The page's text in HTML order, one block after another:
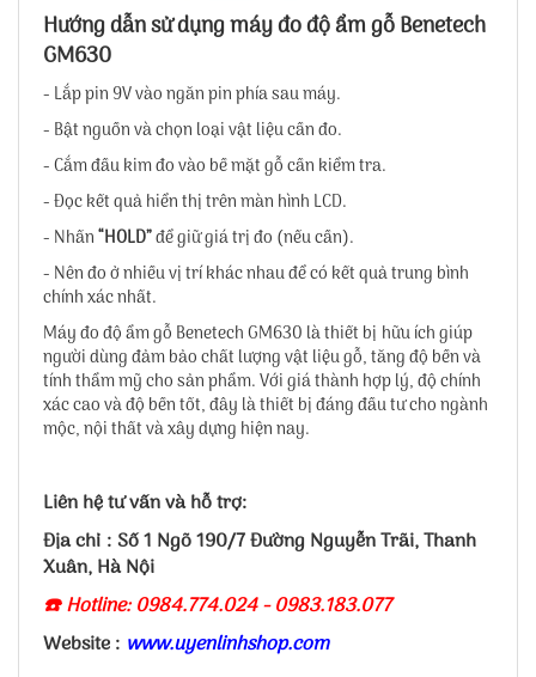
Hướng dẫn sử dụng máy đo độ ẩm gỗ Benetech
GM630
- Lắp pin 9V vào ngăn pin phía sau máy.
- Bật nguồn và chọn loại vật liệu cần đo.
- Cắm đầu kim đo vào bề mặt gỗ cần kiểm tra.
- Đọc kết quả hiển thị trên màn hình LCD.
- Nhấn“HOLD”để giữ giá trị đo (nếu cần).
- Nên đo ở nhiều vị trí khác nhau để có kết quả trung bình
chính xác nhất.
Máy đo độ ẩm gỗ Benetech GM630 là thiết bị hữu ích giúp
người dùng đảm bảo chất lượng vật liệu gỗ, tăng độ bền và
tính thẩm mỹ cho sản phẩm. Với giá thành hợp lý, độ chính
xác cao và độ bền tốt, đây là thiết bị đáng đầu tư cho ngành
mộc, nội thất và xây dựng hiện nay.
Liên hệ tư vấn và hỗ trợ:
Địa chỉ : Số 1 Ngõ 190/7 Đường Nguyễn Trãi, Thanh
Xuân, Hà Nội
☎️ Hotline: 0984.774.024 - 0983.183.077
Website : www.uyenlinhshop.com